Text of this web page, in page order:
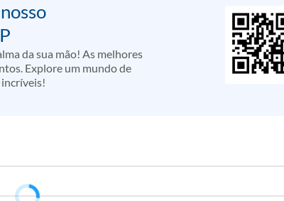
da sua mão! As melhores
Explore um mundo de